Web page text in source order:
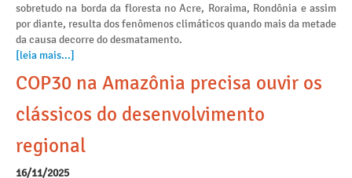
sobretudo na borda da floresta no Acre, Roraima, Rondônia e assim
por diante, resulta dos fenômenos climáticos quando mais da metade
da causa decorre do desmatamento.
[leia mais...]
COP30 na Amazônia precisa ouvir os
clássicos do desenvolvimento
regional
16/11/2025